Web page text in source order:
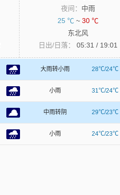
夜间： 中雨
25 ℃ ~ 30 ℃
东北风
日出/日落：
05:31 / 19:01
大雨转小雨 28℃/24℃
小雨 31℃/24℃
中雨转阴 29℃/23℃
小雨 24℃/23℃